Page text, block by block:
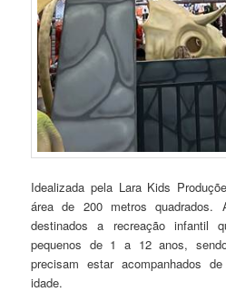
Idealizada pela Lara Kids
área de 200 metros quadrados.
destinados a recreação infantil
pequenos de 1 a 12 anos,
precisam estar acompanhados
idade.